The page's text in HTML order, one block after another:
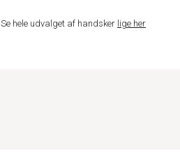
Se hele udvalget af handsker lige her